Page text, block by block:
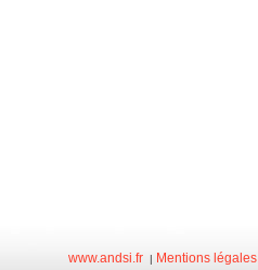
www.andsi.fr | Mentions légales